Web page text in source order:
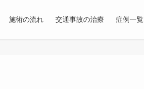
施術の流れ 交通事故の治療 症例一覧